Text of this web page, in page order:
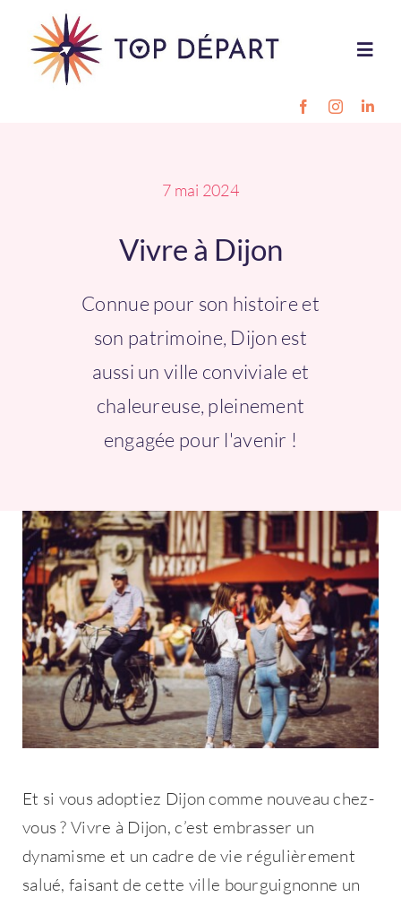
contenu
7 mai 2024
Vivre à Dijon
Connue pour son histoire et
son patrimoine, Dijon est
aussi un ville conviviale et
chaleureuse, pleinement
engagée pour l'avenir !
Et si vous adoptiez Dijon comme nouveau chez-
vous ? Vivre à Dijon, c’est embrasser un
dynamisme et un cadre de vie régulièrement
salué, faisant de cette ville bourguignonne un